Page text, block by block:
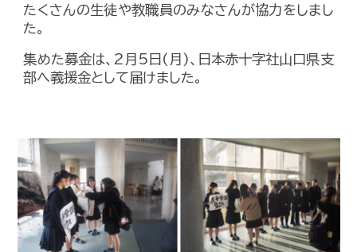
たくさんの生徒や教職員のみなさんが協力をしまし
た。
集めた募金は、2月5日(月)、日本赤十字社山口県支
部へ義援金として届けました。